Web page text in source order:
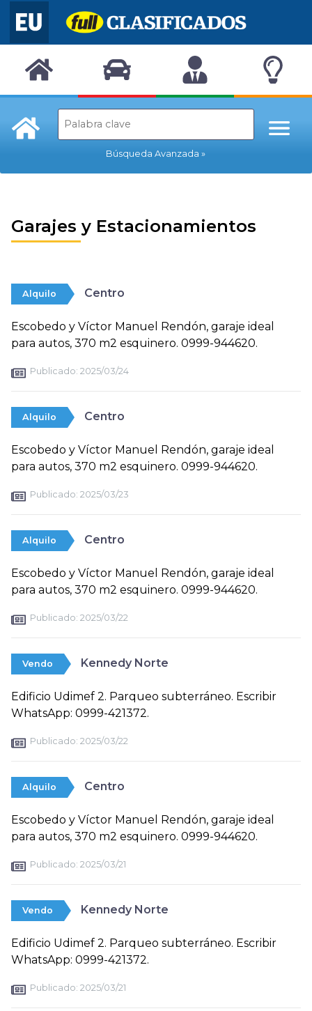
Búsqueda Avanzada
Garajes y Estacionamientos
Alquilo Centro
Escobedo y Víctor Manuel Rendón, garaje ideal
para autos, 370 m2 esquinero. 0999-944620.
Publicado: 2025/03/24
Alquilo Centro
Escobedo y Víctor Manuel Rendón, garaje ideal
para autos, 370 m2 esquinero. 0999-944620.
Publicado: 2025/03/23
Alquilo Centro
Escobedo y Víctor Manuel Rendón, garaje ideal
para autos, 370 m2 esquinero. 0999-944620.
Publicado: 2025/03/22
Vendo Kennedy Norte
Edificio Udimef 2. Parqueo subterráneo. Escribir
WhatsApp: 0999-421372.
Publicado: 2025/03/22
Alquilo Centro
Escobedo y Víctor Manuel Rendón, garaje ideal
para autos, 370 m2 esquinero. 0999-944620.
Publicado: 2025/03/21
Vendo Kennedy Norte
Edificio Udimef 2. Parqueo subterráneo. Escribir
WhatsApp: 0999-421372.
Publicado: 2025/03/21